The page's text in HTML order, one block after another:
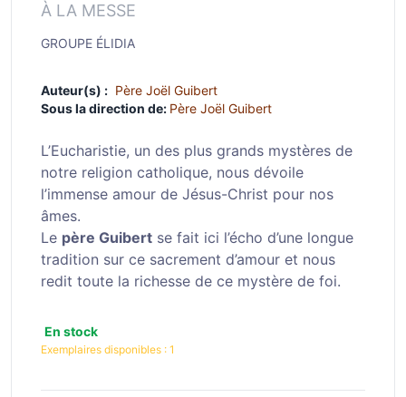
À LA MESSE
GROUPE ÉLIDIA
Auteur(s) : Père Joël Guibert
Sous la direction de: Père Joël Guibert
L’Eucharistie, un des plus grands mystères de
notre religion catholique, nous dévoile
l’immense amour de Jésus-Christ pour nos
âmes.
Le père Guibert se fait ici l’écho d’une longue
tradition sur ce sacrement d’amour et nous
redit toute la richesse de ce mystère de foi.
En stock
Exemplaires disponibles : 1